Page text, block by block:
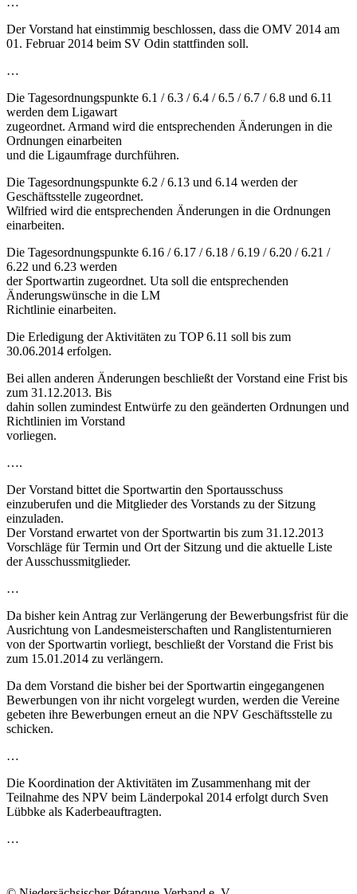
Der Vorstand hat einstimmig beschlossen, dass die OMV 2014 am
01. Februar 2014 beim SV Odin stattfinden soll.
…
Die Tagesordnungspunkte 6.1 / 6.3 / 6.4 / 6.5 / 6.7 / 6.8 und 6.11
werden dem Ligawart
zugeordnet. Armand wird die entsprechenden Änderungen in die
Ordnungen einarbeiten
und die Ligaumfrage durchführen.
Die Tagesordnungspunkte 6.2 / 6.13 und 6.14 werden der
Geschäftsstelle zugeordnet.
Wilfried wird die entsprechenden Änderungen in die Ordnungen
einarbeiten.
Die Tagesordnungspunkte 6.16 / 6.17 / 6.18 / 6.19 / 6.20 / 6.21 /
6.22 und 6.23 werden
der Sportwartin zugeordnet. Uta soll die entsprechenden
Änderungswünsche in die LM
Richtlinie einarbeiten.
Die Erledigung der Aktivitäten zu TOP 6.11 soll bis zum
30.06.2014 erfolgen.
Bei allen anderen Änderungen beschließt der Vorstand eine Frist bis
zum 31.12.2013. Bis
dahin sollen zumindest Entwürfe zu den geänderten Ordnungen und
Richtlinien im Vorstand
vorliegen.
….
Der Vorstand bittet die Sportwartin den Sportausschuss
einzuberufen und die Mitglieder des Vorstands zu der Sitzung
einzuladen.
Der Vorstand erwartet von der Sportwartin bis zum 31.12.2013
Vorschläge für Termin und Ort der Sitzung und die aktuelle Liste
der Ausschussmitglieder.
…
Da bisher kein Antrag zur Verlängerung der Bewerbungsfrist für die
Ausrichtung von Landesmeisterschaften und Ranglistenturnieren
von der Sportwartin vorliegt, beschließt der Vorstand die Frist bis
zum 15.01.2014 zu verlängern.
Da dem Vorstand die bisher bei der Sportwartin eingegangenen
Bewerbungen von ihr nicht vorgelegt wurden, werden die Vereine
gebeten ihre Bewerbungen erneut an die NPV Geschäftsstelle zu
schicken.
…
Die Koordination der Aktivitäten im Zusammenhang mit der
Teilnahme des NPV beim Länderpokal 2014 erfolgt durch Sven
Lübbke als Kaderbeauftragten.
…